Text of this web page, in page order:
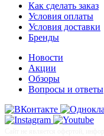
Как сделать заказ
Условия оплаты
Условия доставки
Бренды
Новости
Акции
Обзоры
Вопросы и ответы